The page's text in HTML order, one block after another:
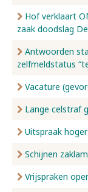
Hof verklaart
zaak doodslag
Antwoorden
zelfmeldstatus
Vacature
Lange celstraf
Uitspraak
Schijnen
Vrijspraken